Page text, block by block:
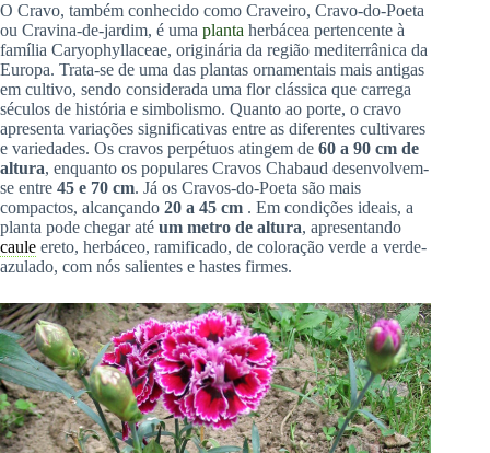
O Cravo, também conhecido como Craveiro, Cravo-do-Poeta
ou Cravina-de-jardim, é uma planta herbácea pertencente à
família Caryophyllaceae, originária da região mediterrânica da
Europa. Trata-se de uma das plantas ornamentais mais antigas
em cultivo, sendo considerada uma flor clássica que carrega
séculos de história e simbolismo. Quanto ao porte, o cravo
apresenta variações significativas entre as diferentes cultivares
e variedades. Os cravos perpétuos atingem de 60 a 90 cm de
altura, enquanto os populares Cravos Chabaud desenvolvem-
se entre 45 e 70 cm. Já os Cravos-do-Poeta são mais
compactos, alcançando 20 a 45 cm . Em condições ideais, a
planta pode chegar até um metro de altura, apresentando
caule ereto, herbáceo, ramificado, de coloração verde a verde-
azulado, com nós salientes e hastes firmes.